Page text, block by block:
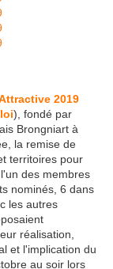
2019
), fondé par
Brongniart à
la remise de
territoires pour
des membres
nominés, 6 dans
les autres
réalisation,
et l'implication du
au soir lors